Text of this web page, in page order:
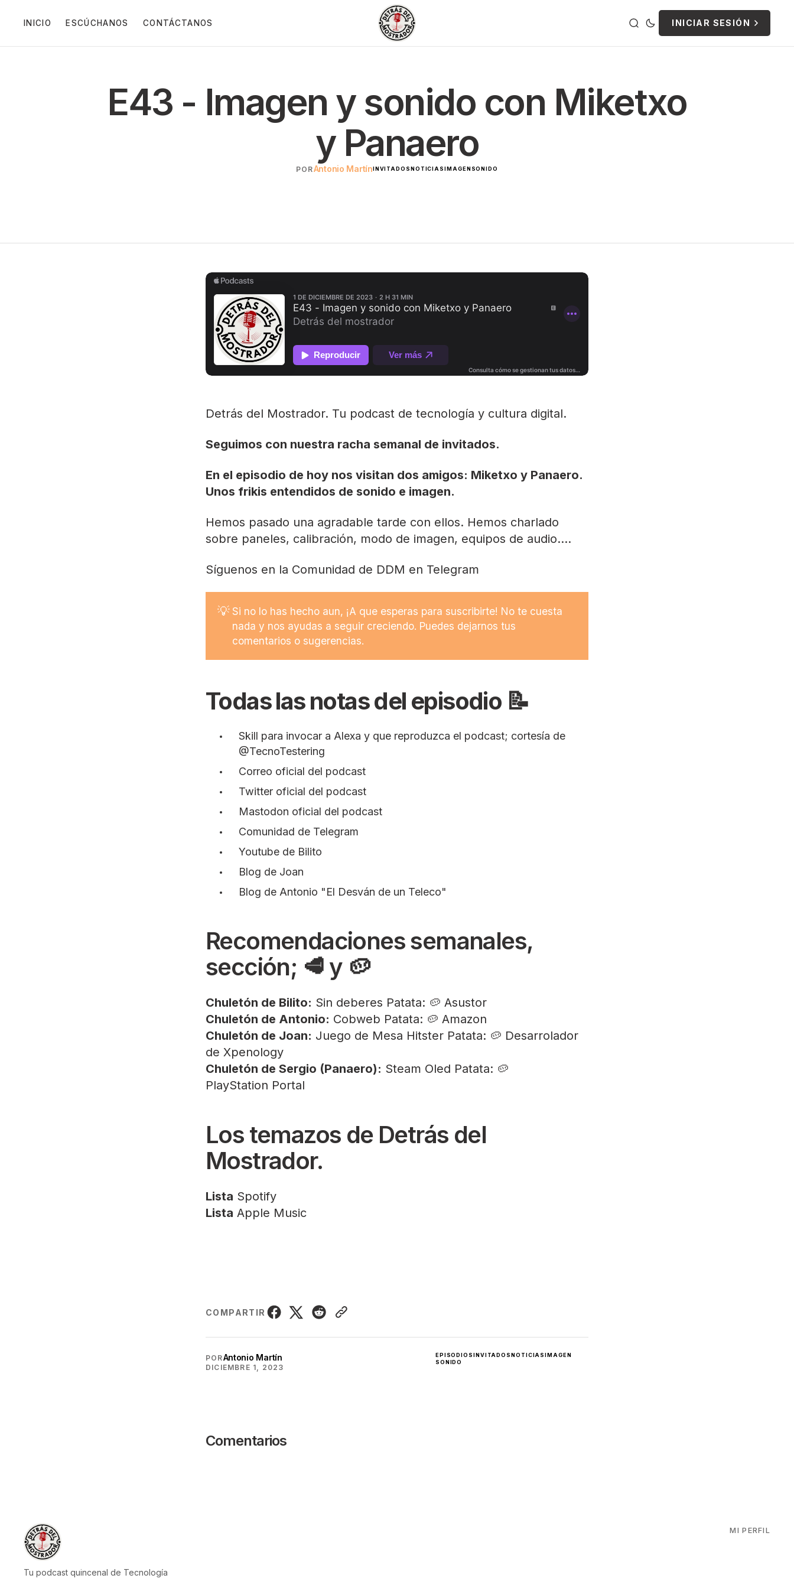
INICIO ESCÚCHANOS CONTÁCTANOS INICIAR SESIÓN
E43 - Imagen y sonido con Miketxo
y Panaero
PORAntonio MartínINVITADOSNOTICIASIMAGEN SONIDO
Detrás del Mostrador. Tu podcast de tecnología y cultura digital.
Seguimos con nuestra racha semanal de invitados.
En el episodio de hoy nos visitan dos amigos: Miketxo y Panaero.
Unos frikis entendidos de sonido e imagen.
Hemos pasado una agradable tarde con ellos. Hemos charlado
sobre paneles, calibración, modo de imagen, equipos de audio....
Síguenos en la Comunidad de DDM en Telegram
💡 Si no lo has hecho aun, ¡A que esperas para suscribirte! No te cuesta
nada y nos ayudas a seguir creciendo. Puedes dejarnos tus
comentarios o sugerencias.
Todas las notas del episodio 📝
Skill para invocar a Alexa y que reproduzca el podcast; cortesía de
@TecnoTestering
Correo oficial del podcast
Twitter oficial del podcast
Mastodon oficial del podcast
Comunidad de Telegram
Youtube de Bilito
Blog de Joan
Blog de Antonio "El Desván de un Teleco"
Recomendaciones semanales,
sección; 🥩 y 🥔
Chuletón de Bilito: Sin deberes Patata: 🥔 Asustor
Chuletón de Antonio: Cobweb Patata: 🥔 Amazon
Chuletón de Joan: Juego de Mesa Hitster Patata: 🥔 Desarrolador
de Xpenology
Chuletón de Sergio (Panaero): Steam Oled Patata: 🥔
PlayStation Portal
Los temazos de Detrás del
Mostrador.
Lista Spotify
Lista Apple Music
COMPARTIR
PORAntonio Martín
DICIEMBRE 1, 2023
EPISODIOSINVITADOSNOTICIASIMAGEN
SONIDO
Comentarios
Tu podcast quincenal de Tecnología
MI PERFIL